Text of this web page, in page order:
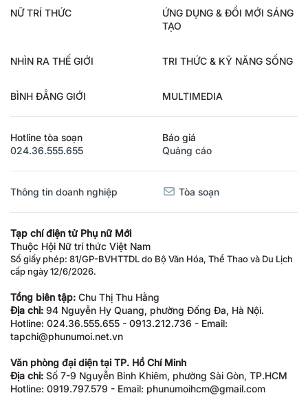
NỮ TRÍ THỨC
ỨNG DỤNG & ĐỔI MỚI SÁNG
TẠO
NHÌN RA THẾ GIỚI TRI THỨC & KỸ NĂNG SỐNG
BÌNH ĐẲNG GIỚI MULTIMEDIA
Hotline tòa soạn
024.36.555.655
Báo giá
Quảng cáo
Thông tin doanh nghiệp Tòa soạn
Tạp chí điện tử Phụ nữ Mới
Thuộc Hội Nữ trí thức Việt Nam
Số giấy phép: 81/GP-BVHTTDL do Bộ Văn Hóa, Thể Thao và Du Lịch
cấp ngày 12/6/2026.
Tổng biên tập: Chu Thị Thu Hằng
Địa chỉ: 94 Nguyễn Hy Quang, phường Đống Đa, Hà Nội.
Hotline: 024.36.555.655 - 0913.212.736 - Email:
tapchi@phunumoi.net.vn
Văn phòng đại diện tại TP. Hồ Chí Minh
Địa chỉ: Số 7-9 Nguyễn Bỉnh Khiêm, phường Sài Gòn, TP.HCM
Hotline: 0919.797.579 - Email: phunumoihcm@gmail.com